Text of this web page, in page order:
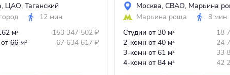
, ЦАО, Таганский
12 мин
м2 153 347 502 ₽
от 66 м2 67 634 617 ₽
Москва, СВАО, Марьина
Марьина роща
8 мин
Студии от 30 м2 18
2-комн от 40 м2 24
3-комн от 61 м2 33
4-комн от 84 м2 42